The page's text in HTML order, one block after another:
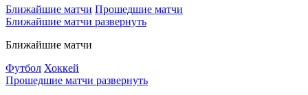
Ближайшие матчи Прошедшие матчи
Ближайшие матчи развернуть
Ближайшие матчи
Футбол Хоккей
Прошедшие матчи развернуть